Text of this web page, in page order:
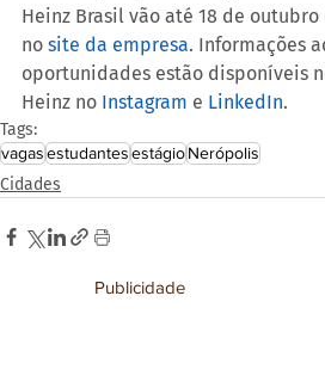
Heinz Brasil vão até 18 de
no site da empresa. Informações
oportunidades estão disponíveis
Heinz no Instagram e LinkedIn.
Tags:
vagasestudantesestágioNerópolis
Cidades
Publicidade